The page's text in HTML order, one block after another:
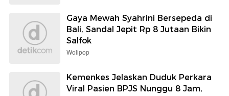
Gaya Mewah Syahrini Bersepeda di
Bali, Sandal Jepit Rp 8 Jutaan Bikin
Salfok
Wolipop
Kemenkes Jelaskan Duduk Perkara
Viral Pasien BPJS Nunggu 8 Jam,